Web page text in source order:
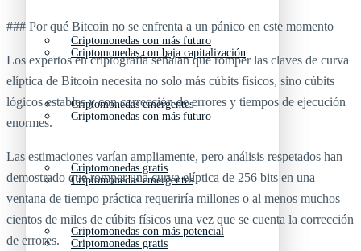
Criptomonedas con más futuro
Criptomonedas emergentes
Criptomonedas gratis
Criptomonedas con más potencial
Criptomonedas con baja capitalización
Criptomonedas con más futuro
Criptomonedas emergentes
Criptomonedas gratis
### Por qué Bitcoin no se enfrenta a un pánico en este momento
Los expertos en criptografía señalan que romper las claves de curva
elíptica de Bitcoin necesita no solo más cúbits físicos, sino cúbits
lógicos estables y con corrección de errores y tiempos de ejecución
enormes.
Las estimaciones varían ampliamente, pero análisis respetados han
demostrado que romper una curva elíptica de 256 bits en una
ventana de tiempo práctica requeriría millones o al menos muchos
cientos de miles de cúbits físicos una vez que se cuenta la corrección
de errores.